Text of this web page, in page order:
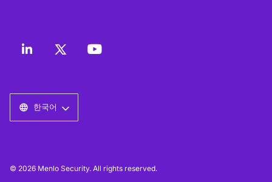
한국어
© 2026 Menlo Security. All rights reserved.